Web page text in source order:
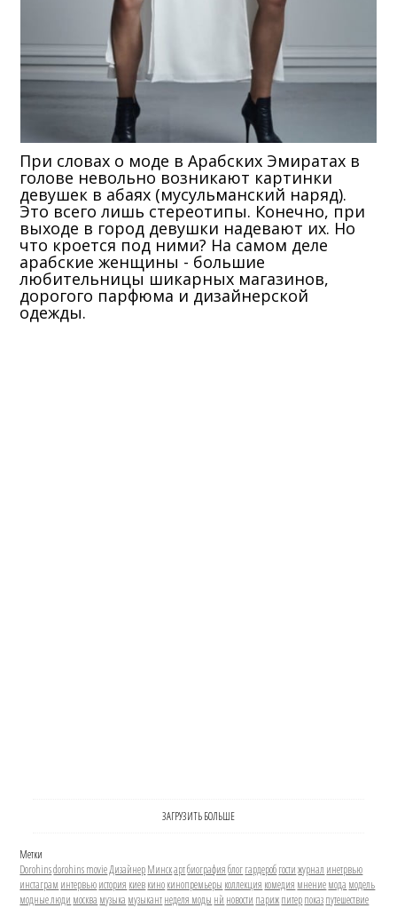
При словах о моде в Арабских Эмиратах в
голове невольно возникают картинки
девушек в абаях (мусульманский наряд).
Это всего лишь стереотипы. Конечно, при
выходе в город девушки надевают их. Но
что кроется под ними? На самом деле
арабские женщины - большие
любительницы шикарных магазинов,
дорогого парфюма и дизайнерской
одежды.
ЗАГРУЗИТЬ БОЛЬШЕ
Метки
Dorohinsdorohins movieДизайнерМинскартбиографияблоггардеробгостижурнал инетрвью
инстаграм интервьюистория киевкинокинопремьеры коллекция комедия мнениемода модель
модные люди москва музыка музыкантнеделя моды нй новости парижпитерпоказпутешествие